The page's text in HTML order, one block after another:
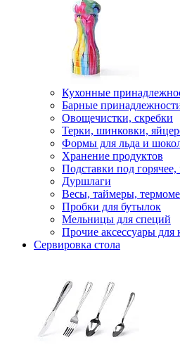
Кухонные
Барные
Овощечистки, скребки
Терки, шинковки,
Формы для льда и
Хранение продуктов
Подставки под горячее,
Дуршлаги
Весы, таймеры,
Пробки для бутылок
Мельницы для специй
Прочие аксессуары для
Сервировка стола